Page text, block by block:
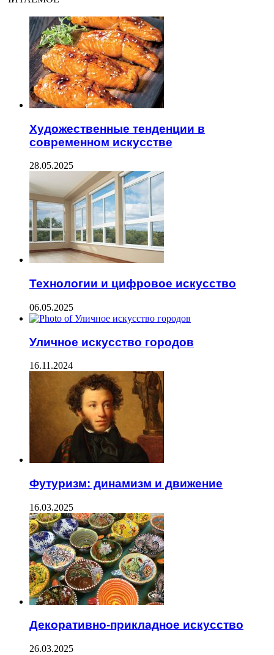
Художественные тенденции в
современном искусстве
28.05.2025
Технологии и цифровое искусство
06.05.2025
Уличное искусство городов
16.11.2024
Футуризм: динамизм и движение
16.03.2025
Декоративно-прикладное искусство
26.03.2025